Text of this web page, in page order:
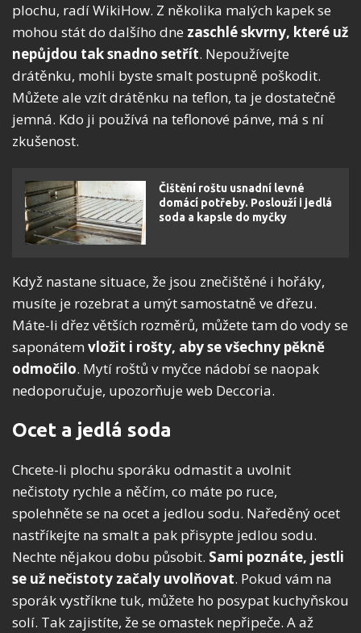
plochu, radí WikiHow. Z několika malých kapek se
mohou stát do dalšího dne zaschlé skvrny, které už
nepůjdou tak snadno setřít. Nepoužívejte
drátěnku, mohli byste smalt postupně poškodit.
Můžete ale vzít drátěnku na teflon, ta je dostatečně
jemná. Kdo ji používá na teflonové pánve, má s ní
zkušenost.
Čištění roštu usnadní levné
domácí potřeby. Poslouží i jedlá
soda a kapsle do myčky
Když nastane situace, že jsou znečištěné i hořáky,
musíte je rozebrat a umýt samostatně ve dřezu.
Máte-li dřez větších rozměrů, můžete tam do vody se
saponátem vložit i rošty, aby se všechny pěkně
odmočilo. Mytí roštů v myčce nádobí se naopak
nedoporučuje, upozorňuje web Deccoria.
Ocet a jedlá soda
Chcete-li plochu sporáku odmastit a uvolnit
nečistoty rychle a něčím, co máte po ruce,
spolehněte se na ocet a jedlou sodu. Naředěný ocet
nastříkejte na smalt a pak přisypte jedlou sodu.
Nechte nějakou dobu působit. Sami poznáte, jestli
se už nečistoty začaly uvolňovat. Pokud vám na
sporák vystříkne tuk, můžete ho posypat kuchyňskou
solí. Tak zajistíte, že se omastek nepřipeče. A až